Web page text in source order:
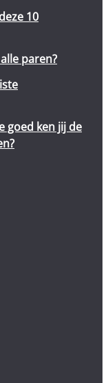
10
paren?
goed ken jij de